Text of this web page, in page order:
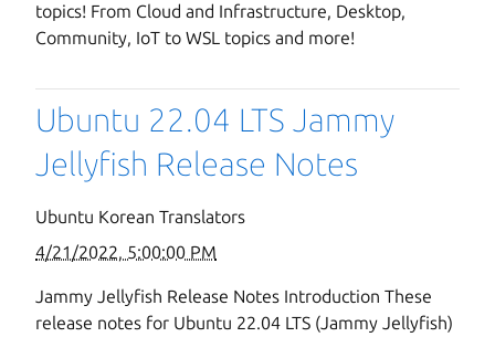
topics! From Cloud and Infrastructure, Desktop,
Community, IoT to WSL topics and more!
Ubuntu 22.04 LTS Jammy
Jellyfish Release Notes
Ubuntu Korean Translators
4/21/2022, 5:00:00 PM
Jammy Jellyfish Release Notes Introduction These
release notes for Ubuntu 22.04 LTS (Jammy Jellyfish)